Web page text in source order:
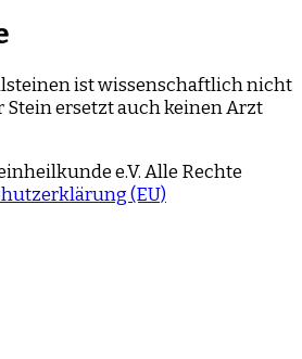
ist wissenschaftlich nicht
ersetzt auch keinen Arzt
e.V. Alle Rechte
(EU)